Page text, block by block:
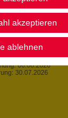
Lieferung, alles in
06.08.2026
akzeptieren
ablehnen